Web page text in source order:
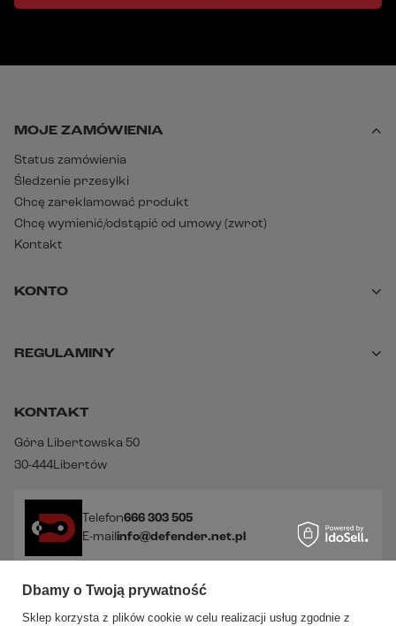
MOJE ZAMÓWIENIA
Status zamówienia
Śledzenie przesyłki
Chcę zareklamować produkt
Chcę wymienić/odstąpić od umowy (zwrot)
Kontakt
KONTO
REGULAMINY
KONTAKT
Góra Libertowska 50
30-444Libertów
Telefon666 303 505
E-mailinfo@defender.net.pl
Dbamy o Twoją prywatność
Sklep korzysta z plików cookie w celu realizacji usług zgodnie z